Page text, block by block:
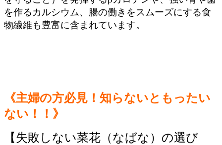
を作るカルシウム、腸の働きをスムーズにする食
物繊維も豊富に含まれています。
《主婦の方必見！知らないともったい
ない！！》
【失敗しない菜花（なばな）の選び